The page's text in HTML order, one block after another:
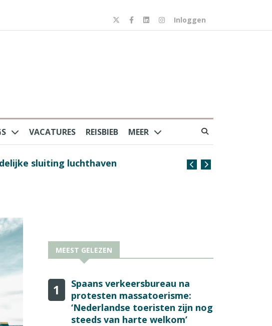
Inloggen
VACATURES REISBIEB MEER
sluiting luchthaven
Spaans
MEEST GELEZEN
1
Spaans verkeersbureau na
protesten massatoerisme:
‘Nederlandse toeristen zijn nog
steeds van harte welkom’